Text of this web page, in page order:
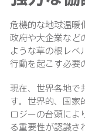
危機的な地球温暖
政府や大企業など
ような草の根レベ
行動を起こす必要
現在、世界各地で
す。世界的、国家
ロジーの台頭によ
る重要性が認識さ